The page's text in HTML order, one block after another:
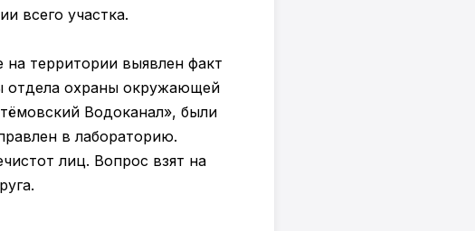
всего участка.
территории выявлен факт
отдела охраны окружающей
Водоканал», были
в лабораторию.
лиц. Вопрос взят на